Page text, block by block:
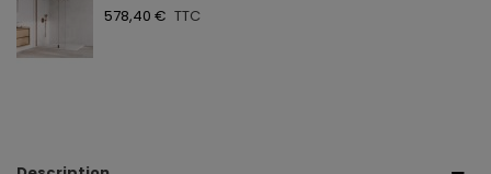
578,40 € TTC